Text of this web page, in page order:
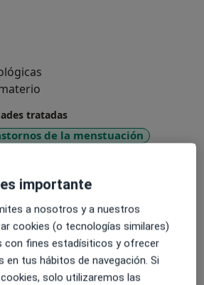
tratadas
de la menstuación
a11y_sr_more_diseases
(1)
importante
a nosotros y a nuestros
cookies (o tecnologías similares)
con fines estadísiticos y ofrecer
en tus hábitos de navegación. Si
solo utilizaremos las